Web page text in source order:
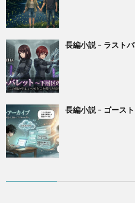
長編小説 – ラスト
長編小説 – ゴース